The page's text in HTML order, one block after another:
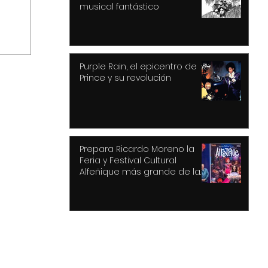
musical fantástico
Purple Rain, el epicentro de
Prince y su revolución
Prepara Ricardo Moreno la
Feria y Festival Cultural
Alfeñique más grande de la